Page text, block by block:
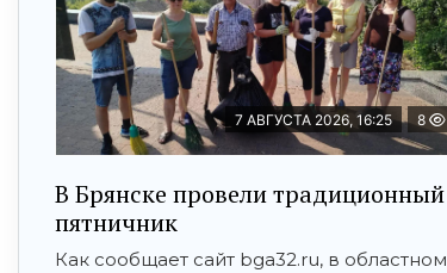
7 АВГУСТА 2026, 16:25 8
В Брянске провели традиционный
пятничник
Как сообщает сайт bga32.ru, в областном